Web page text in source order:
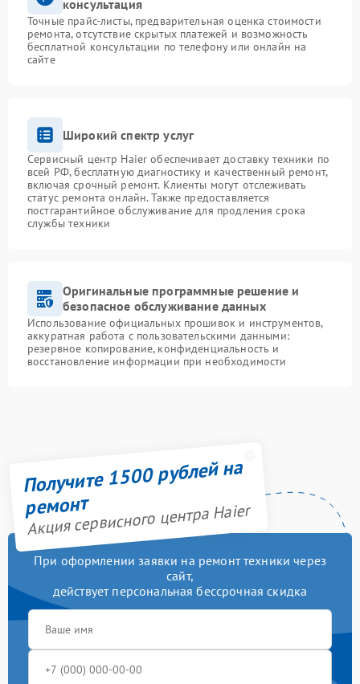
консультация
Точные прайс-листы, предварительная оценка стоимости
ремонта, отсутствие скрытых платежей и возможность
бесплатной консультации по телефону или онлайн на
сайте
Широкий спектр услуг
Сервисный центр Haier обеспечивает доставку техники по
всей РФ, бесплатную диагностику и качественный ремонт,
включая срочный ремонт. Клиенты могут отслеживать
статус ремонта онлайн. Также предоставляется
постгарантийное обслуживание для продления срока
службы техники
Оригинальные программные решение и
безопасное обслуживание данных
Использование официальных прошивок и инструментов,
аккуратная работа с пользовательскими данными:
резервное копирование, конфиденциальность и
восстановление информации при необходимости
Получите 1500 рублей на
ремонт
Акция сервисного центра Haier
При оформлении заявки на ремонт техники через
сайт,
действует персональная бессрочная скидка